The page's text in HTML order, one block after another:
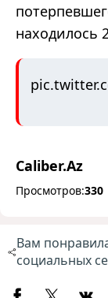
находилось
Caliber.Az
Просмотров:330
Вам
социальных